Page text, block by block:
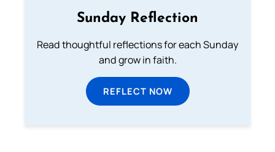
Sunday Reflection
Read thoughtful reflections for each Sunday
and grow in faith.
REFLECT NOW